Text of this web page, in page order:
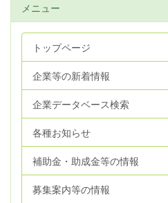
メニュー
トップページ
企業等の新着情報
企業データベース検索
各種お知らせ
補助金・助成金等の情報
募集案内等の情報